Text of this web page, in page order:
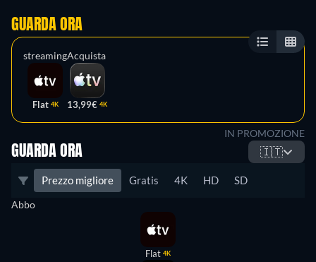
GUARDA ORA
streaming
Flat 4K
Acquista
13,99€ 4K
IN PROMOZIONE
GUARDA ORA 🇮🇹
Prezzo migliore Gratis 4K HD SD
Abbo
Flat 4K